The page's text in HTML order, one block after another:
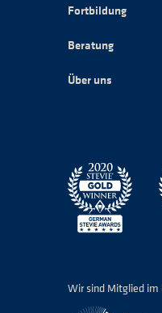
Fortbildung
Beratung
Über uns
Wir sind Mitglied im